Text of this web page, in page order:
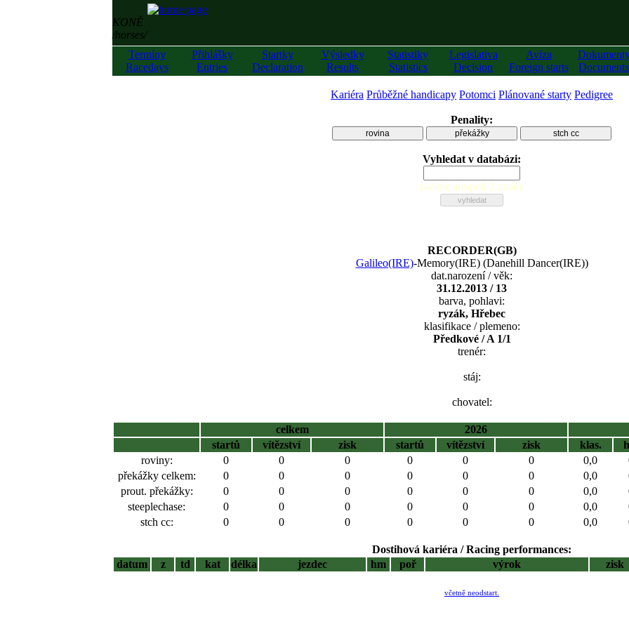
KONĚ
/horses/
Termíny
Racedays
Přihlášky
Entries
Startky
Declaration
Výsledky
Results
Statistiky
Statistics
Legislativa
Decision
Avíza
Foreign starts
Documents
Kariéra Průběžné handicapy Potomci Plánované starty Pedigree
Penality:
rovina překážky stch cc
Vyhledat v databázi:
zadejte alespoň 2 znaky
RECORDER(GB)
Galileo(IRE)-Memory(IRE)(Danehill Dancer(IRE))
dat.narození / věk:
31.12.2013 / 13
barva, pohlavi:
ryzák, Hřebec
klasifikace / plemeno:
Předkové / A 1/1
trenér:
stáj:
chovatel:
celkem
2026
startů
vítězství zisk startů vítězství zisk klas.
roviny:
0 0 0 0 0 0 0,0
překážky celkem:
0 0 0 0 0 0 0,0
prout. překážky:
0 0 0 0 0 0 0,0
steeplechase:
0 0 0 0 0 0 0,0
stch cc:
0 0 0 0 0 0 0,0
Dostihová kariéra / Racing performances:
datum
z td kat délka jezdec hm poř výrok zisk
včetně neodstart.